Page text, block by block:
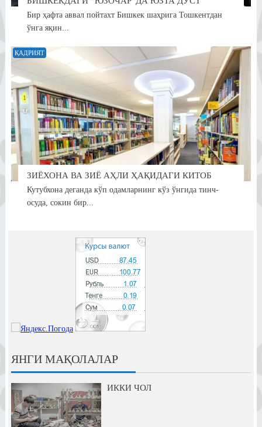
Бир ҳафта аввал пойтахт Бишкек шаҳрига Тошкентдан
ўнга яқин...
ҚАДРИЯТ
ЗИЁХОНА ВА ЗИЁ АҲЛИ ҲАҚИДАГИ КИТОБ
Кутубхона деганда кўп одамларнинг кўз ўнгида тинч-
осуда, сокин бир...
ЯНГИ МАҚОЛАЛАР
ИККИ ЧОЛ